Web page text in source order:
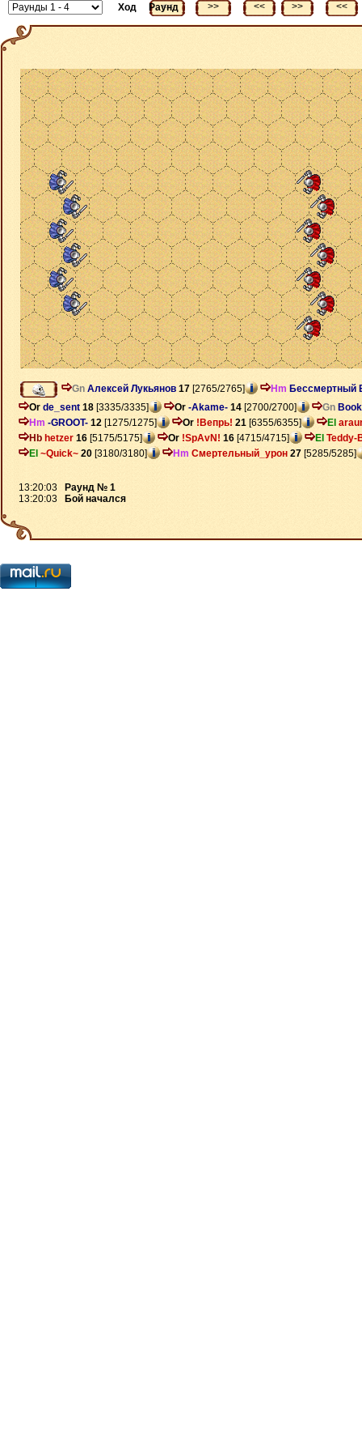
<< >> <<
Ход >> <<
Раунд
Gn Алексей Лукьянов 17 [2765/2765] Hm Бессмертный
Or de_sent 18 [3335/3335] Or -Akame- 14 [2700/2700] Gn
Hm -GROOT- 12 [1275/1275] Or !Вепрь! 21 [6355/6355] El
Hb hetzer 16 [5175/5175] Or !SpAvN! 16 [4715/4715] El Teddy-
El ~Quick~ 20 [3180/3180] Hm Смертельный_урон 27 [5285/5285]
13:20:03
Раунд № 1
13:20:03
Бой начался